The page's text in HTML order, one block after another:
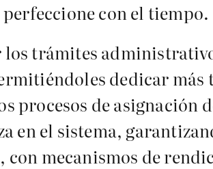
con el tiempo.
trámites
dedicar
procesos de asignación
en el sistema,
mecanismos de